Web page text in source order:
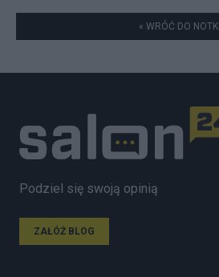
« WRÓĆ DO NOTKI
Podziel się swoją opinią
ZAŁÓŻ BLOG